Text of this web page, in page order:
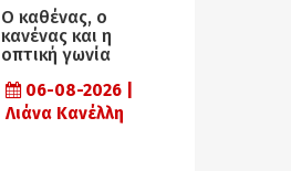
Ο καθένας, ο
κανένας και η
οπτική γωνία
06-08-2026 |
Λιάνα Κανέλλη